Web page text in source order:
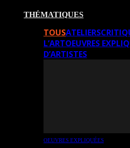
THÉMATIQUES
TOUSATELIERS
L’ARTOEUVRES
D’ARTISTES
OEUVRES EXPLIQUÉES